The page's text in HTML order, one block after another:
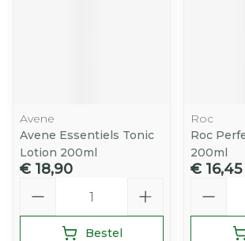
Avene
Avene Essentiels Tonic
Lotion 200ml
€ 18,90
Bestel
Roc
Roc
200ml
€ 16,45